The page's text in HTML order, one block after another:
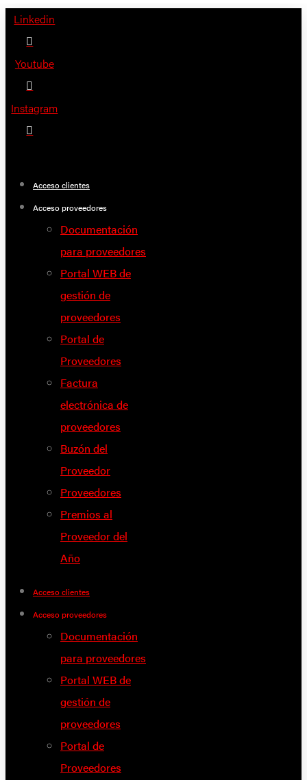
Saltar
contenido
Linkedin
Youtube
Instagram
Acceso clientes
Acceso proveedores
Documentación
para proveedores
Portal WEB de
gestión de
proveedores
Portal de
Proveedores
Factura
electrónica de
proveedores
Buzón del
Proveedor
Proveedores
Premios al
Proveedor del
Año
Acceso clientes
Acceso proveedores
Documentación
para proveedores
Portal WEB de
gestión de
proveedores
Portal de
Proveedores